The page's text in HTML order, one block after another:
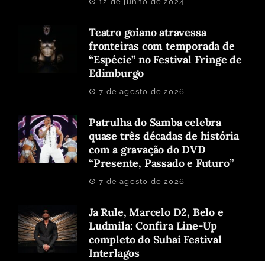
Teatro goiano atravessa
fronteiras com temporada de
“Espécie” no Festival Fringe de
Edimburgo
7 de agosto de 2026
Patrulha do Samba celebra
quase três décadas de história
com a gravação do DVD
“Presente, Passado e Futuro”
7 de agosto de 2026
Ja Rule, Marcelo D2, Belo e
Ludmila: Confira Line-Up
completo do Suhai Festival
Interlagos